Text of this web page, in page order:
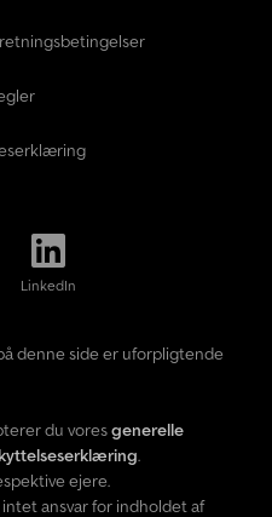
LinkedIn
denne side er uforpligtende
du voresgenerelle
.
ejere.
ansvar for indholdet af